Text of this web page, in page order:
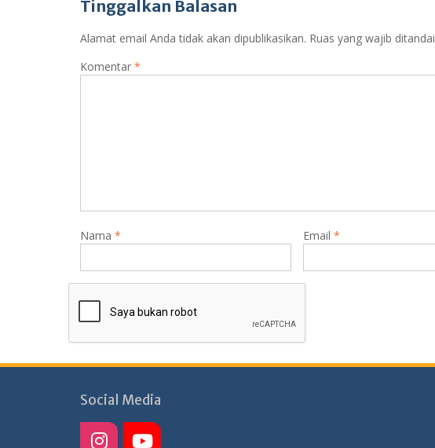
Tinggalkan Balasan
Alamat email Anda tidak akan dipublikasikan. Ruas yang wajib ditandai
Komentar *
Nama * Email *
Social Media